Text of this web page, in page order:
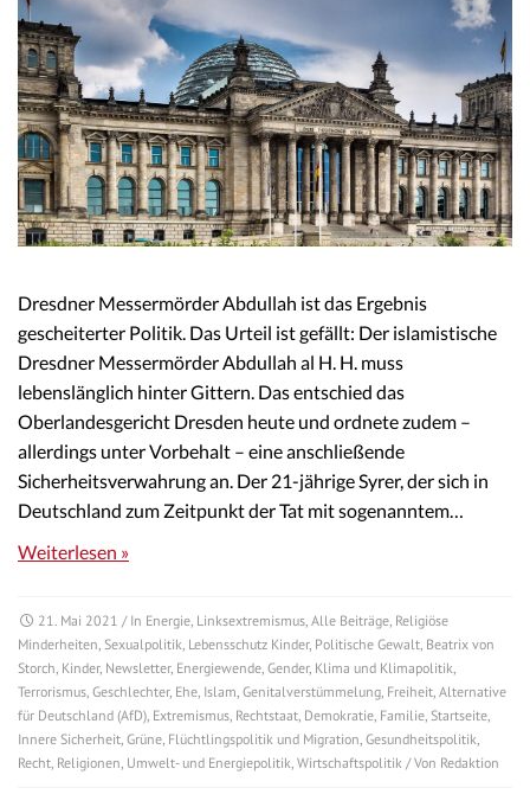
Dresdner Messermörder Abdullah ist das Ergebnis
gescheiterter Politik. Das Urteil ist gefällt: Der islamistische
Dresdner Messermörder Abdullah al H. H. muss
lebenslänglich hinter Gittern. Das entschied das
Oberlandesgericht Dresden heute und ordnete zudem –
allerdings unter Vorbehalt – eine anschließende
Sicherheitsverwahrung an. Der 21-jährige Syrer, der sich in
Deutschland zum Zeitpunkt der Tat mit sogenanntem…
Weiterlesen »
21. Mai 2021 / In Energie Linksextremismus Alle Beiträge Religiöse
Minderheiten Sexualpolitik Lebensschutz Kinder, Politische Gewalt Beatrix von
Storch Kinder, Newsletter, Energiewende Gender, Klima und Klimapolitik
Terrorismus Geschlechter, Ehe Islam Genitalverstümmelung Freiheit Alternative
für Deutschland (AfD) Extremismus Rechtstaat Demokratie Familie Startseite
Innere Sicherheit Grüne Flüchtlingspolitik und Migration Gesundheitspolitik
Recht Religionen Umwelt- und Energiepolitik Wirtschaftspolitik / Von Redaktion